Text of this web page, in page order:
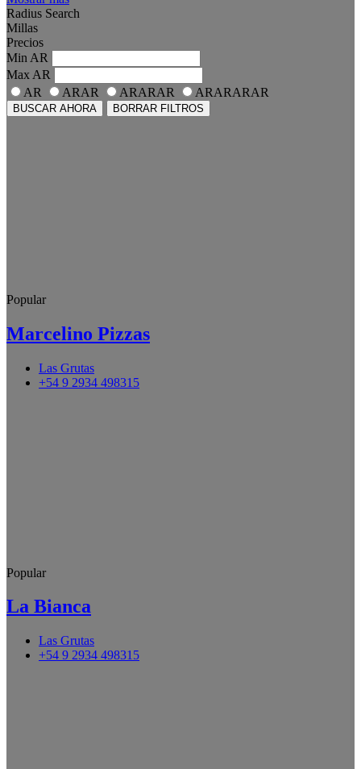
Radius Search
Millas
Precios
Min AR
Max AR
AR
ARAR ARARAR ARARARAR
BUSCAR AHORA BORRAR FILTROS
Popular
Marcelino Pizzas
Las Grutas
+54 9 2934 498315
Popular
La Bianca
Las Grutas
+54 9 2934 498315